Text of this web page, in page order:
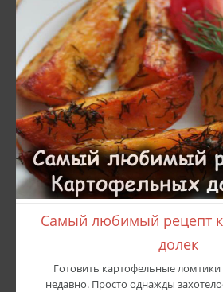
Самый любимый рецепт
долек
Готовить картофельные ломтики
недавно. Просто однажды